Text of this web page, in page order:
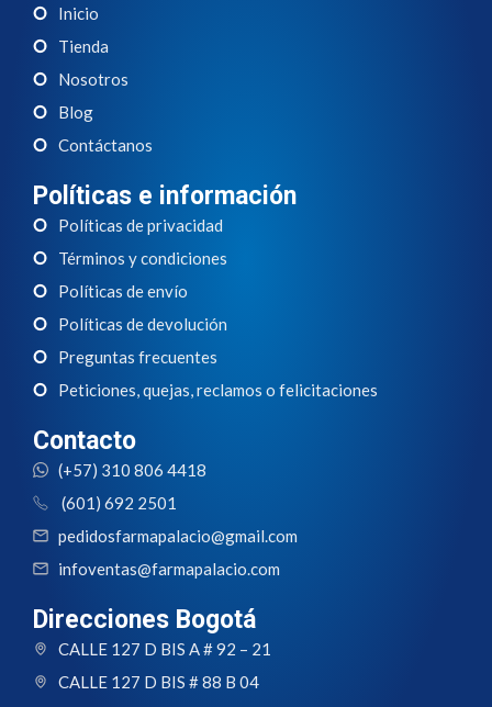
Inicio
Tienda
Nosotros
Blog
Contáctanos
Políticas e información
Políticas de privacidad
Términos y condiciones
Políticas de envío
Políticas de devolución
Preguntas frecuentes
Peticiones, quejas, reclamos o felicitaciones
Contacto
(+57) 310 806 4418
(601) 692 2501
pedidosfarmapalacio@gmail.com
infoventas@farmapalacio.com
Direcciones Bogotá
CALLE 127 D BIS A # 92 – 21
CALLE 127 D BIS # 88 B 04